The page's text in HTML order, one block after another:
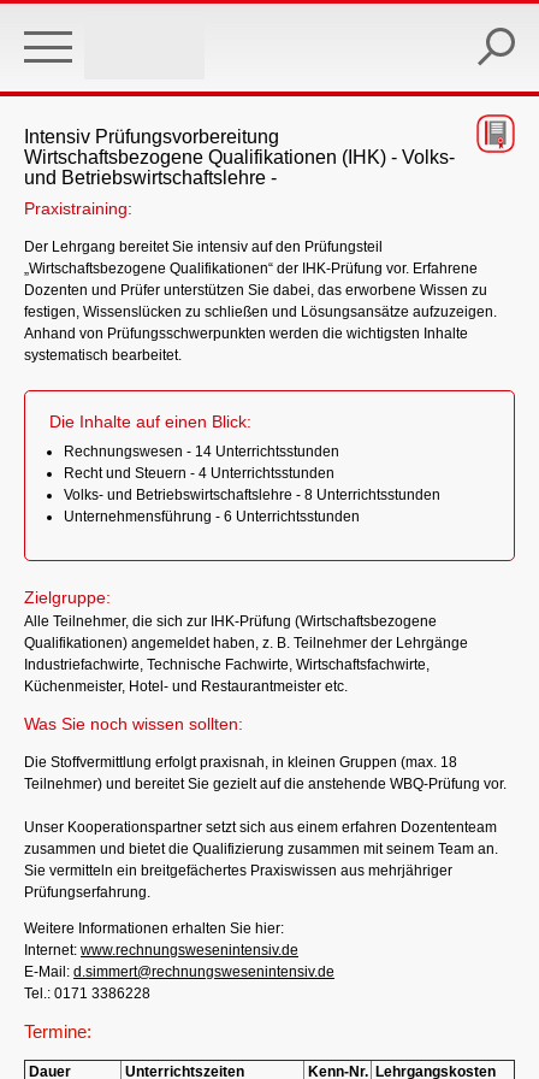
main
Intensiv Prüfungsvorbereitung
Wirtschaftsbezogene Qualifikationen (IHK) - Volks-
und Betriebswirtschaftslehre -
Praxistraining:
Der Lehrgang bereitet Sie intensiv auf den Prüfungsteil
„Wirtschaftsbezogene Qualifikationen“ der IHK-Prüfung vor. Erfahrene
Dozenten und Prüfer unterstützen Sie dabei, das erworbene Wissen zu
festigen, Wissenslücken zu schließen und Lösungsansätze aufzuzeigen.
Anhand von Prüfungsschwerpunkten werden die wichtigsten Inhalte
systematisch bearbeitet.
Die Inhalte auf einen Blick:
Rechnungswesen - 14 Unterrichtsstunden
Recht und Steuern - 4 Unterrichtsstunden
Volks- und Betriebswirtschaftslehre - 8 Unterrichtsstunden
Unternehmensführung - 6 Unterrichtsstunden
Zielgruppe:
Alle Teilnehmer, die sich zur IHK-Prüfung (Wirtschaftsbezogene
Qualifikationen) angemeldet haben, z. B. Teilnehmer der Lehrgänge
Industriefachwirte, Technische Fachwirte, Wirtschaftsfachwirte,
Küchenmeister, Hotel- und Restaurantmeister etc.
Was Sie noch wissen sollten:
Die Stoffvermittlung erfolgt praxisnah, in kleinen Gruppen (max. 18
Teilnehmer) und bereitet Sie gezielt auf die anstehende WBQ-Prüfung vor.
Unser Kooperationspartner setzt sich aus einem erfahren Dozententeam
zusammen und bietet die Qualifizierung zusammen mit seinem Team an.
Sie vermitteln ein breitgefächertes Praxiswissen aus mehrjähriger
Prüfungserfahrung.
Weitere Informationen erhalten Sie hier:
Internet: www.rechnungswesenintensiv.de
E-Mail: d.simmert@rechnungswesenintensiv.de
Tel.: 0171 3386228
Termine:
Dauer Unterrichtszeiten Kenn-Nr. Lehrgangskosten